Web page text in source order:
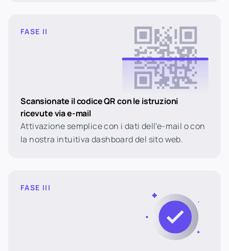
FASE II
Scansionate il codice QR con le istruzioni
ricevute via e-mail
Attivazione semplice con i dati dell'e-mail o con
la nostra intuitiva dashboard del sito web.
FASE III